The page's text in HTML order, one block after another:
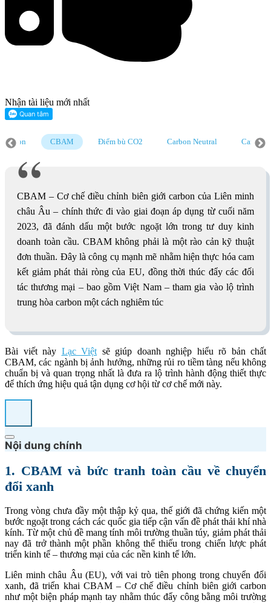
Nhận tài liệu mới nhất
CBAM Điểm bù CO2 Carbon Neutral
Carbon
CBAM – Cơ chế điều chỉnh biên giới carbon của Liên minh
châu Âu – chính thức đi vào giai đoạn áp dụng từ cuối năm
2023, đã đánh dấu một bước ngoặt lớn trong tư duy kinh
doanh toàn cầu. CBAM không phải là một rào cản kỹ thuật
đơn thuần. Đây là công cụ mạnh mẽ nhằm hiện thực hóa cam
kết giảm phát thải ròng của EU, đồng thời thúc đẩy các đối
tác thương mại – bao gồm Việt Nam – tham gia vào lộ trình
trung hòa carbon một cách nghiêm túc
Bài viết này Lạc Việtsẽ giúp doanh nghiệp hiểu rõ bản chất
CBAM, các ngành bị ảnh hưởng, những rủi ro tiềm tàng nếu không
chuẩn bị và quan trọng nhất là đưa ra lộ trình hành động thiết thực
để thích ứng hiệu quả tận dụng cơ hội từ cơ chế mới này.
Nội dung chính
1. CBAM và bức tranh toàn cầu về chuyển
đổi xanh
Trong vòng chưa đầy một thập kỷ qua, thế giới đã chứng kiến một
bước ngoặt trong cách các quốc gia tiếp cận vấn đề phát thải khí nhà
kính. Từ một chủ đề mang tính môi trường thuần túy, giảm phát thải
nay đã trở thành một phần không thể thiếu trong chiến lược phát
triển kinh tế – thương mại của các nền kinh tế lớn.
Liên minh châu Âu (EU), với vai trò tiên phong trong chuyển đổi
xanh, đã triển khai CBAM – Cơ chế điều chỉnh biên giới carbon
như một biện pháp mạnh tay nhằm thúc đẩy công bằng môi trường